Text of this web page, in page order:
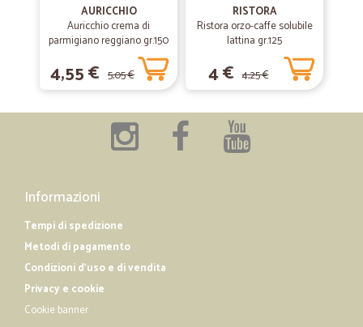
Consegna veloce dati i tempi e prodotto…
Consegna veloce dati i tempi e prodotto conforme alle aspettative
04/06/2020
—Minetta B.
Bellissima puntuale comoda…
Bellissima puntuale comoda efficacissima la rifaccio sicuramente
Tutto perfetto grazie
AURICCHIO
Auricchio crema di
parmigiano reggiano gr.150
4,55 € 5,05 €
RISTORA
Ristora orzo-caffe solubile
lattina gr.125
4 € 4,25 €
Informazioni
Tempi di spedizione
Metodi di pagamento
Condizioni d'uso e di vendita
Privacy e cookie
Cookie banner